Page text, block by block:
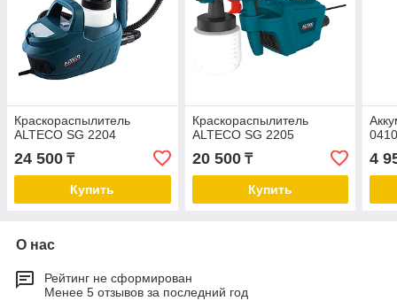
Краскораспылитель
ALTECO SG 2204
24 500 ₸
Купить
Краскораспылитель
ALTECO SG 2205
20 500₸
Купить
4
О нас
Рейтинг не сформирован
Менее 5 отзывов за последний год